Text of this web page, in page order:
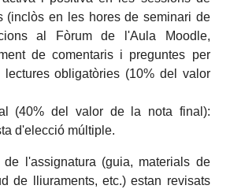
(inclòs en les hores de seminari de
al Fòrum de l'Aula Moodle,
de comentaris i preguntes per
obligatòries (10% del valor
(40% del valor de la nota final):
d'elecció múltiple.
de l'assignatura (guia, materials de
de lliuraments, etc.) estan revisats